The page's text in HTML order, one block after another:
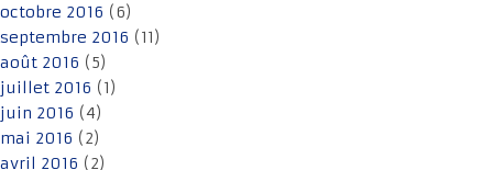
octobre 2016 (6)
septembre 2016 (11)
août 2016 (5)
juillet 2016 (1)
juin 2016 (4)
mai 2016 (2)
avril 2016 (2)